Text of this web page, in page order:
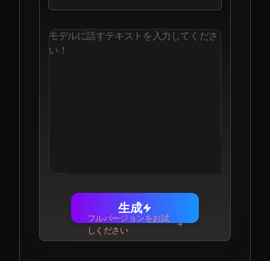
生成
フルバージョンをお試
しください